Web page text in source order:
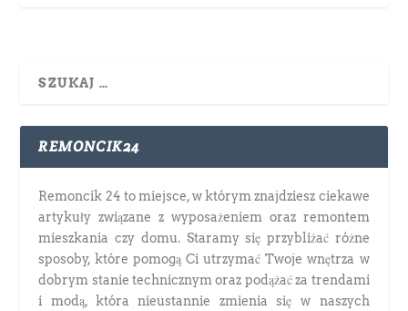
REMONCIK24
Remoncik 24 to miejsce, w którym znajdziesz ciekawe
artykuły związane z wyposażeniem oraz remontem
mieszkania czy domu. Staramy się przybliżać różne
sposoby, które pomogą Ci utrzymać Twoje wnętrza w
dobrym stanie technicznym oraz podążać za trendami
i modą, która nieustannie zmienia się w naszych